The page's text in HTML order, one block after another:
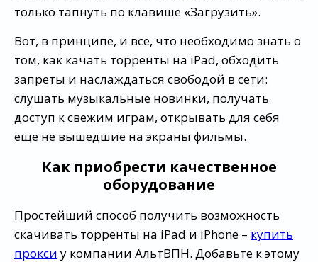
только тапнуть по клавише «Загрузить».
Вот, в принципе, и все, что необходимо знать о
том, как качать торренты на iPad, обходить
запреты и наслаждаться свободой в сети:
слушать музыкальные новинки, получать
доступ к свежим играм, открывать для себя
еще не вышедшие на экраны фильмы.
Как приобрести качественное
оборудование
Простейший способ получить возможность
скачивать торренты на iPad и iPhone – купить
прокси у компании АльтВПН. Добавьте к этому